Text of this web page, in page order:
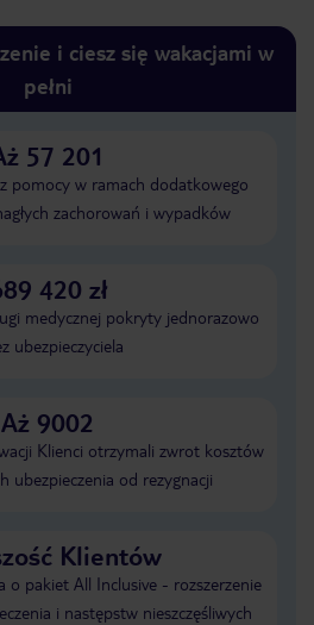
i ciesz się wakacjami w
pełni
57 201
pomocy w ramach dodatkowego
zachorowań i wypadków
420 zł
medycznej pokryty jednorazowo
ubezpieczyciela
Aż 9002
Klienci otrzymali zwrot kosztów
ubezpieczenia od rezygnacji
Klientów
o pakiet All Inclusive - rozszerzenie
i następstw nieszczęśliwych